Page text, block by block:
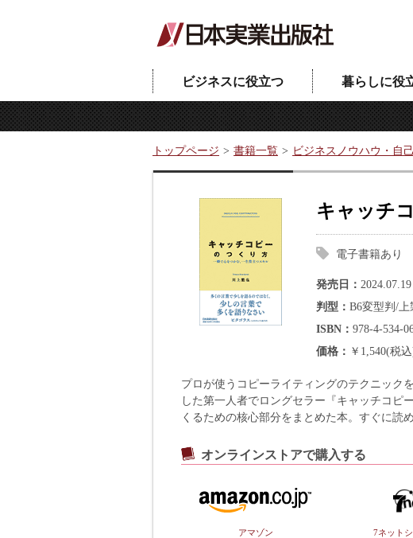
ビジネスに役立つ 暮らしに役
トップページ 書籍一覧 ビジネスノウハウ・自
キャッチ
電子書籍あり
発売日 2024.07.19
判型
B6変型判/上
ISBN
978-4-534-
価格
￥1,540(税
プロが使うコピーライティングのテクニック
した第一人者でロングセラー『キャッチコピ
くるための核心部分をまとめた本。すぐに読
オンラインストアで購入する
アマゾン 7ネット